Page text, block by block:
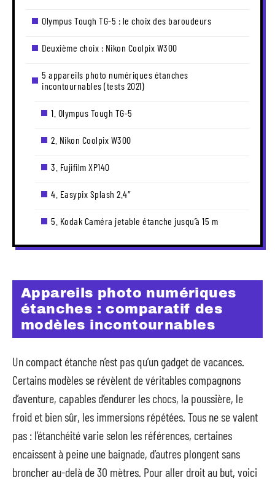
Olympus Tough TG-5 : le choix des baroudeurs
Deuxième choix : Nikon Coolpix W300
5 appareils photo numériques étanches
incontournables (tests 2021)
1. Olympus Tough TG-5
2. Nikon Coolpix W300
3. Fujifilm XP140
4. Easypix Splash 2.4″
5. Kodak Caméra jetable étanche jusqu’à 15 m
Appareils photo numériques
étanches : comparatif des
modèles incontournables
Un compact étanche n’est pas qu’un gadget de vacances.
Certains modèles se révèlent de véritables compagnons
d’aventure, capables d’endurer les chocs, la poussière, le
froid et bien sûr, les immersions répétées. Tous ne se valent
pas : l’étanchéité varie selon les références, certaines
encaissent à peine une baignade, d’autres plongent sans
broncher au-delà de 30 mètres. Pour aller droit au but, voici